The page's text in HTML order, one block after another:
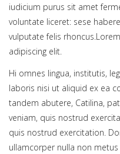
iudicium purus sit amet
voluntate liceret: sese
vulputate felis
adipiscing elit.
Hi omnes lingua, institutis,
laboris nisi ut aliquid ex ea
tandem abutere, Catilina,
veniam, quis nostrud
quis nostrud exercitation.
ullamcorper nulla non